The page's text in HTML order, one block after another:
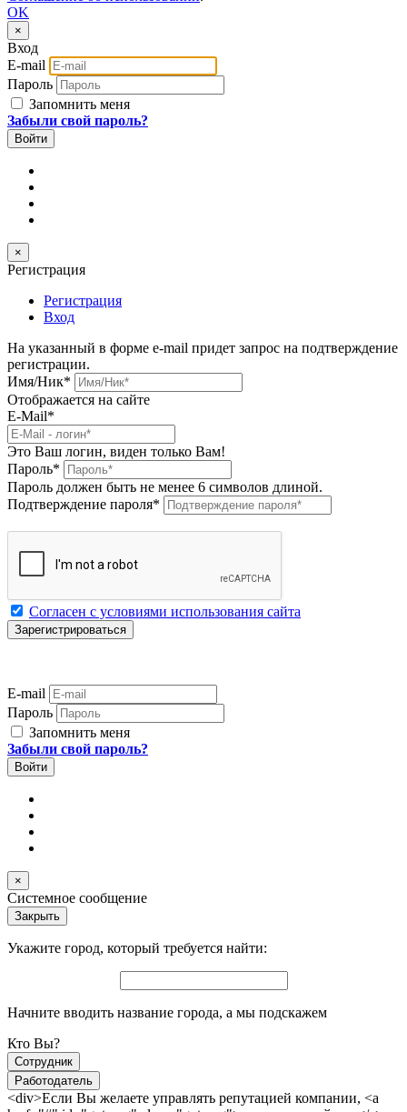
OK
×
Вход
E-mail
Пароль
Запомнить меня
Забыли свой пароль?
×
Регистрация
Регистрация
Вход
На указанный в форме e-mail придет запрос на подтверждение
регистрации.
Имя/Ник*
Отображается на сайте
E-Mail*
Это Ваш логин, виден только Вам!
Пароль*
Пароль должен быть не менее 6 символов длиной.
Подтверждение пароля*
Согласен с условиями использования сайта
E-mail
Пароль
Запомнить меня
Забыли свой пароль?
×
Системное сообщение
Закрыть
Укажите город, который требуется найти:
Начните вводить название города, а мы подскажем
Кто Вы?
Сотрудник
Работодатель
<div>Если Вы желаете управлять репутацией компании, <a